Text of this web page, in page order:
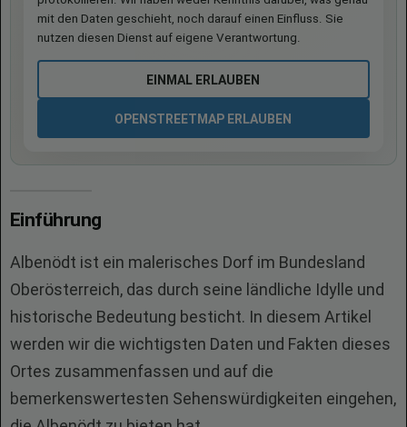
mit den Daten geschieht, noch darauf einen Einfluss. Sie
nutzen diesen Dienst auf eigene Verantwortung.
EINMAL ERLAUBEN
OPENSTREETMAP ERLAUBEN
Einführung
Albenödt ist ein malerisches Dorf im Bundesland
Oberösterreich, das durch seine ländliche Idylle und
historische Bedeutung besticht. In diesem Artikel
werden wir die wichtigsten Daten und Fakten dieses
Ortes zusammenfassen und auf die
bemerkenswertesten Sehenswürdigkeiten eingehen,